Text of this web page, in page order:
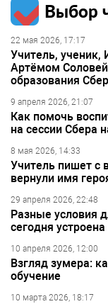
Выбор
22 мая 2026, 17:17
Учитель, ученик,
Артёмом
образования
9 апреля 2026, 21:07
Как помочь
на сессии
8 мая 2026, 14:33
Учитель пишет с
вернули имя
29 апреля 2026, 22:48
Разные условия
сегодня
10 апреля 2026, 12:00
Взгляд зумера:
обучение
10 марта 2026, 18:17